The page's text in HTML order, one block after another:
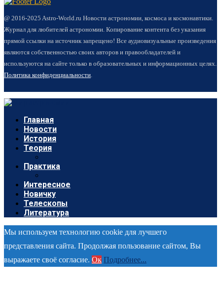
@ 2016-2025 Astro-World.ru Новости астрономии, космоса и космонавтики.
Журнал для любителей астрономии. Копирование контента без указания
прямой ссылки на источник запрещено! Все аудиовизуальные произведения
являются собственностью своих авторов и правообладателей и
используются на сайте только в образовательных и информационных целях.
Политика конфиденциальности.
Главная
Новости
История
Теория
Практика
Интересное
Новичку
Телескопы
Литература
Мы используем технологию cookie для лучшего
представления сайта. Продолжая пользование сайтом, Вы
выражаете своё согласие. Ок Подробнее...